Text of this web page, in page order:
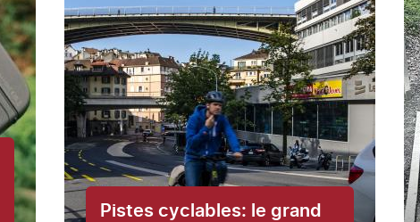
Pistes cyclables: le grand